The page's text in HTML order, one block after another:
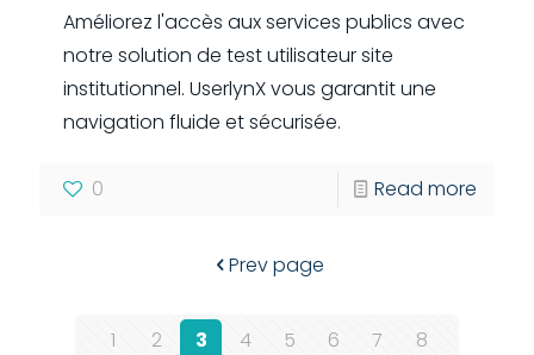
Améliorez l'accès aux services publics avec
notre solution de test utilisateur site
institutionnel. UserlynX vous garantit une
navigation fluide et sécurisée.
0 Read more
Prev page
1 2 3 4 5 6 7
8